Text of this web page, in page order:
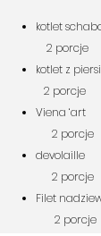
2 porcje
kotlet
2 porcje
2 porcje
2 porcje
Filet
2 porcje